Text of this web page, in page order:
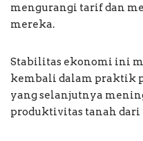
mengurangi tarif dan
mereka.
Stabilitas ekonomi ini
kembali dalam praktik
yang selanjutnya
produktivitas tanah dari